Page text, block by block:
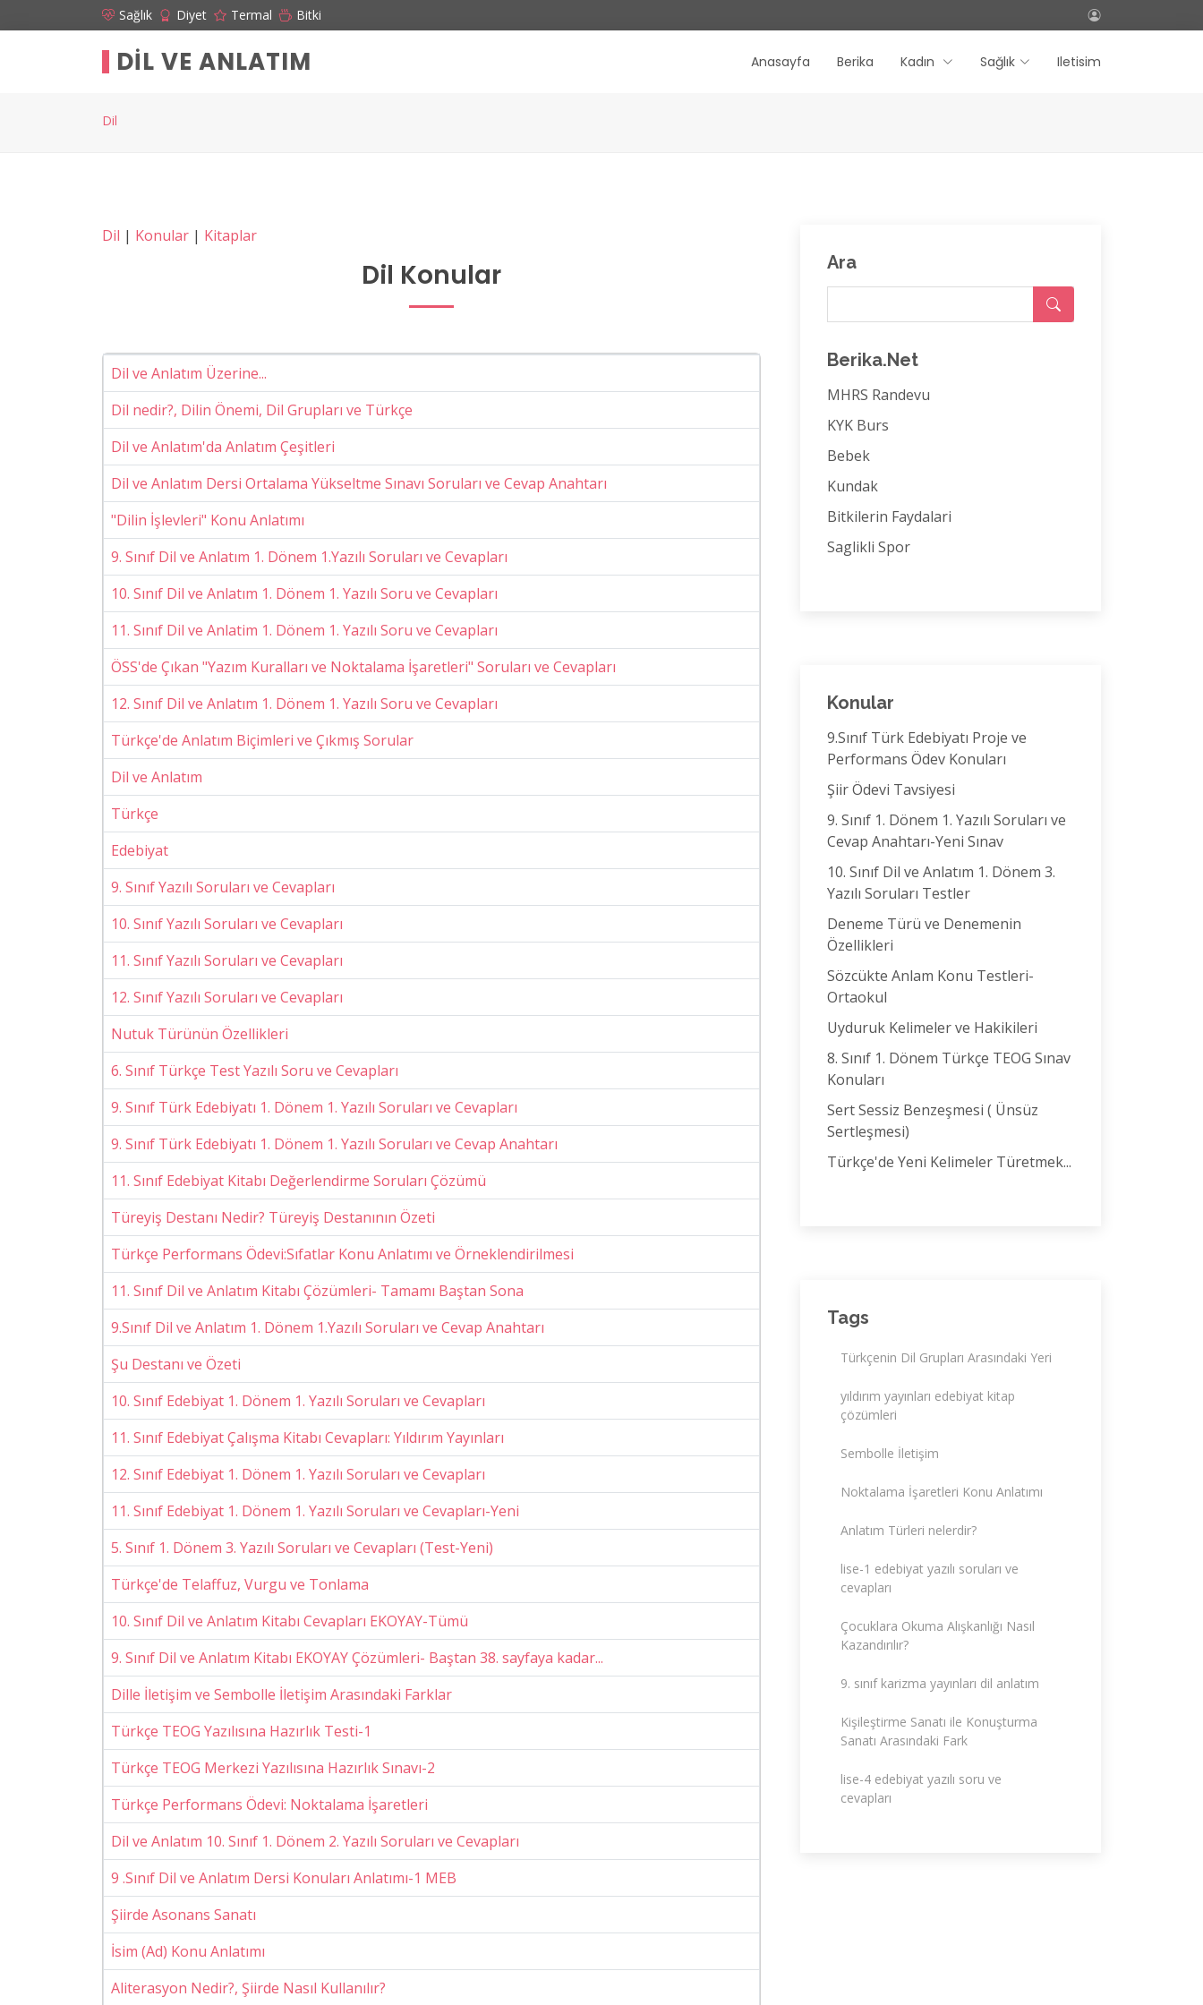
Sağlık Diyet Termal Bitki
DIL VE ANLATIM Anasayfa Berika Kadın Sağlık Iletisim
Dil
Dil | Konular | Kitaplar
Dil Konular
Dil ve Anlatım Üzerine...
Dil nedir?, Dilin Önemi, Dil Grupları ve Türkçe
Dil ve Anlatım'da Anlatım Çeşitleri
Dil ve Anlatım Dersi Ortalama Yükseltme Sınavı Soruları ve Cevap Anahtarı
"Dilin İşlevleri" Konu Anlatımı
9. Sınıf Dil ve Anlatım 1. Dönem 1.Yazılı Soruları ve Cevapları
10. Sınıf Dil ve Anlatım 1. Dönem 1. Yazılı Soru ve Cevapları
11. Sınıf Dil ve Anlatim 1. Dönem 1. Yazılı Soru ve Cevapları
ÖSS'de Çıkan "Yazım Kuralları ve Noktalama İşaretleri" Soruları ve Cevapları
12. Sınıf Dil ve Anlatım 1. Dönem 1. Yazılı Soru ve Cevapları
Türkçe'de Anlatım Biçimleri ve Çıkmış Sorular
Dil ve Anlatım
Türkçe
Edebiyat
9. Sınıf Yazılı Soruları ve Cevapları
10. Sınıf Yazılı Soruları ve Cevapları
11. Sınıf Yazılı Soruları ve Cevapları
12. Sınıf Yazılı Soruları ve Cevapları
Nutuk Türünün Özellikleri
6. Sınıf Türkçe Test Yazılı Soru ve Cevapları
9. Sınıf Türk Edebiyatı 1. Dönem 1. Yazılı Soruları ve Cevapları
9. Sınıf Türk Edebiyatı 1. Dönem 1. Yazılı Soruları ve Cevap Anahtarı
11. Sınıf Edebiyat Kitabı Değerlendirme Soruları Çözümü
Türeyiş Destanı Nedir? Türeyiş Destanının Özeti
Türkçe Performans Ödevi:Sıfatlar Konu Anlatımı ve Örneklendirilmesi
11. Sınıf Dil ve Anlatım Kitabı Çözümleri- Tamamı Baştan Sona
9.Sınıf Dil ve Anlatım 1. Dönem 1.Yazılı Soruları ve Cevap Anahtarı
Şu Destanı ve Özeti
10. Sınıf Edebiyat 1. Dönem 1. Yazılı Soruları ve Cevapları
11. Sınıf Edebiyat Çalışma Kitabı Cevapları: Yıldırım Yayınları
12. Sınıf Edebiyat 1. Dönem 1. Yazılı Soruları ve Cevapları
11. Sınıf Edebiyat 1. Dönem 1. Yazılı Soruları ve Cevapları-Yeni
5. Sınıf 1. Dönem 3. Yazılı Soruları ve Cevapları (Test-Yeni)
Türkçe'de Telaffuz, Vurgu ve Tonlama
10. Sınıf Dil ve Anlatım Kitabı Cevapları EKOYAY-Tümü
9. Sınıf Dil ve Anlatım Kitabı EKOYAY Çözümleri- Baştan 38. sayfaya kadar...
Dille İletişim ve Sembolle İletişim Arasındaki Farklar
Türkçe TEOG Yazılısına Hazırlık Testi-1
Türkçe TEOG Merkezi Yazılısına Hazırlık Sınavı-2
Türkçe Performans Ödevi: Noktalama İşaretleri
Dil ve Anlatım 10. Sınıf 1. Dönem 2. Yazılı Soruları ve Cevapları
9 .Sınıf Dil ve Anlatım Dersi Konuları Anlatımı-1 MEB
Şiirde Asonans Sanatı
İsim (Ad) Konu Anlatımı
Aliterasyon Nedir?, Şiirde Nasıl Kullanılır?
Ara
Berika.Net
MHRS Randevu
KYK Burs
Bebek
Kundak
Bitkilerin Faydalari
Saglikli Spor
Konular
9.Sınıf Türk Edebiyatı Proje ve
Performans Ödev Konuları
Şiir Ödevi Tavsiyesi
9. Sınıf 1. Dönem 1. Yazılı Soruları ve
Cevap Anahtarı-Yeni Sınav
10. Sınıf Dil ve Anlatım 1. Dönem 3.
Yazılı Soruları Testler
Deneme Türü ve Denemenin
Özellikleri
Sözcükte Anlam Konu Testleri-
Ortaokul
Uyduruk Kelimeler ve Hakikileri
8. Sınıf 1. Dönem Türkçe TEOG Sınav
Konuları
Sert Sessiz Benzeşmesi ( Ünsüz
Sertleşmesi)
Türkçe'de Yeni Kelimeler Türetmek...
Tags
Türkçenin Dil Grupları Arasındaki Yeri
yıldırım yayınları edebiyat kitap
çözümleri
Sembolle İletişim
Noktalama İşaretleri Konu Anlatımı
Anlatım Türleri nelerdir?
lise-1 edebiyat yazılı soruları ve
cevapları
Çocuklara Okuma Alışkanlığı Nasıl
Kazandırılır?
9. sınıf karizma yayınları dil anlatım
Kişileştirme Sanatı ile Konuşturma
Sanatı Arasındaki Fark
lise-4 edebiyat yazılı soru ve
cevapları